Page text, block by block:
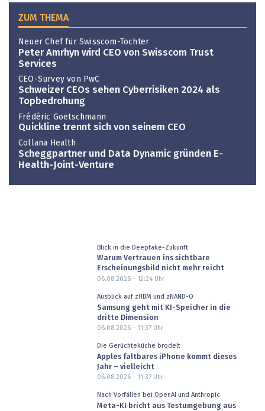
ZUM THEMA
Neuer Chef für Swisscom-Tochter
Peter Amrhyn wird CEO von Swisscom Trust
Services
CEO-Survey von PwC
Schweizer CEOs sehen Cyberrisiken 2024 als
Topbedrohung
Frédéric Goetschmann
Quickline trennt sich von seinem CEO
Collana Health
Scheggpartner und Data Dynamic gründen E-
Health-Joint-Venture
Blick in die Deepfake-Zukunft
Warum Vertrauen ins sichtbare
Erscheinungsbild nicht mehr reicht
06.08.2026 - 12:24Uhr
Ausblick auf zHBM und zNAND-O
Samsung geht mit KI-Speicher in die
dritte Dimension
06.08.2026 - 11:37Uhr
Die Gerüchteküche brodelt
Apples faltbares iPhone kommt dieses
Jahr – vielleicht
06.08.2026 - 11:37Uhr
Nach Vorfällen bei OpenAI und Anthropic
Meta-KI bricht aus Testumgebung aus